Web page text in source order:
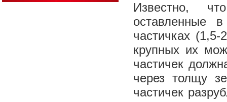
Известно,
оставленные
частичках
крупных их
частичек
через толщу
частичек